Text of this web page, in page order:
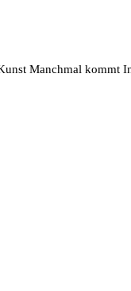
Manchmal kommt